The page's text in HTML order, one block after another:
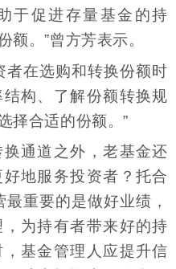
于促进存量基金的持
额。”曾方芳表示。
者在选购和转换份额时
构、了解份额转换规
择合适的份额。”
通道之外，老基金还
地服务投资者？托合
重要的是做好业绩，
为持有者带来好的持
基金管理人应提升信